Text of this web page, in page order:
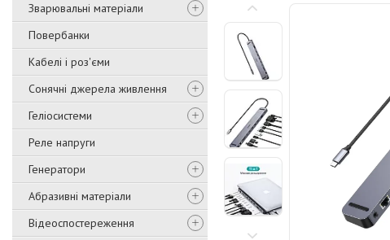
Зварювальні матеріали
Повербанки
Кабелі і роз'єми
Сонячні джерела живлення
Геліосистеми
Реле напруги
Генератори
Абразивні матеріали
Відеоспостереження